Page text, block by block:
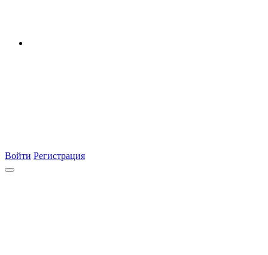
Войти Регистрация